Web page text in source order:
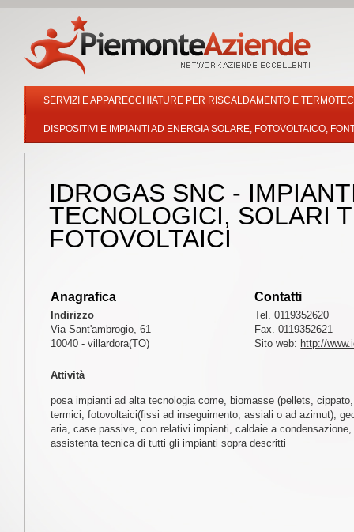
SERVIZI E APPARECCHIATURE PER RISCALDAMENTO E
DISPOSITIVI E IMPIANTI AD ENERGIA SOLARE, FOTOVOLTAICO,
IDROGAS SNC -
TECNOLOGICI, SOLARI
FOTOVOLTAICI
Anagrafica
Indirizzo
Via Sant'ambrogio, 61
10040 - villardora(TO)
Contatti
Tel. 0119352620
Fax. 0119352621
Sito web: http://
Attività
posa impianti ad alta tecnologia come, biomasse (pellets,
termici, fotovoltaici(fissi ad inseguimento, assiali o ad azimut),
aria, case passive, con relativi impianti, caldaie a
assistenta tecnica di tutti gli impianti sopra descritti